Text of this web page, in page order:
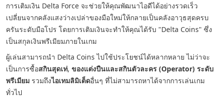
การเติมเงิน Delta Force จะช่วยให้คุณพัฒนาไอดีได้อย่างรวดเร็ว
เปลี่ยนจากคลังแสงว่างเปล่าของมือใหม่ให้กลายเป็นคลังอาวุธสุดครบ
ครันระดับมือโปร โดยการเติมเงินจะทำให้คุณได้รับ "Delta Coins" ซึ่ง
เป็นสกุลเงินพรีเมียมภายในเกม
ผู้เล่นสามารถนำ Delta Coins ไปใช้ประโยชน์ได้หลากหลาย ไม่ว่าจะ
เป็นการซื้อสกินสุดเท่, ของแต่งปืนและสกินตัวละคร (Operator) ระดับ
พรีเมียม รวมถึงไอเทมลิมิเต็ดอื่นๆ ที่ไม่สามารถหาได้จากการเล่นเกม
ทั่วไป